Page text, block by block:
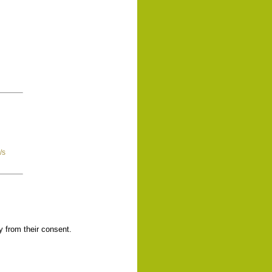
s
from their consent.